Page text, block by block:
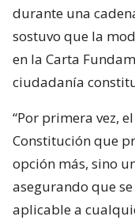
durante una
sostuvo que la
en la Carta
ciudadanía
“Por primera vez,
Constitución que
opción más, sino
asegurando que
aplicable a